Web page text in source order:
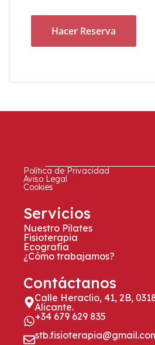
Política de Privacidad
Aviso Legal
Cookies
Servicios
Nuestro Pilates
Fisioterapia
Ecografía
¿Cómo trabajamos?
Contáctanos
Calle Heraclio, 41, 2B,
Alicante.
+34 679 629 835